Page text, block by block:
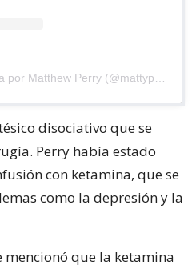
disociativo que se
Perry había estado
con ketamina, que se
como la depresión y la
que la ketamina